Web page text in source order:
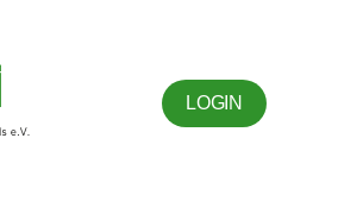
LOGIN